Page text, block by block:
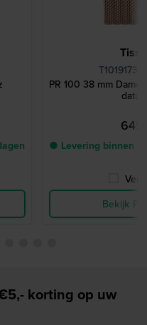
PR 100 38 mm
● Levering binnen 2
Bekijk
korting op uw